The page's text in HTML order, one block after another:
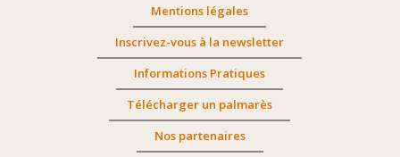
Mentions légales
Inscrivez-vous à la newsletter
Informations Pratiques
Télécharger un palmarès
Nos partenaires